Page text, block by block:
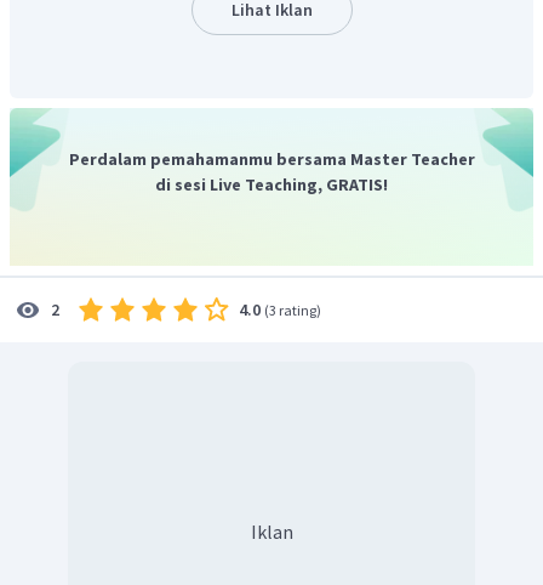
Lihat Iklan
Perdalam pemahamanmu bersama Master Teacher
di sesi Live Teaching, GRATIS!
2 4.0 (3 rating)
Iklan